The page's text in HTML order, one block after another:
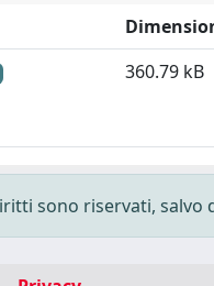
360.79 kB
sono riservati, salvo